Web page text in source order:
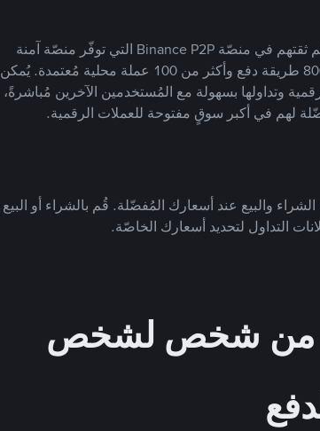
يضع ملايين المُستخدمين حول العالم ثقتهم في منصّة Binance P2P التي توفّر منصّة آمنة
لتداول العملات الرقمية بأكثر من 800 طريقة دفع وأكثر من 100 عملة محلية مُعتمدة. يُمكن
وتداولها بسهولة مع المُستخدمين الآخرين مُباشرةً،
لهم في أكبر سوقٍ مفتوحة للعملات الرقمية.
والبيع عند أسعارك المُفضّلة. قُم بالشراء أو البيع
التداول لتحديد أسعارك الخاصّة.
من شخص لشخص